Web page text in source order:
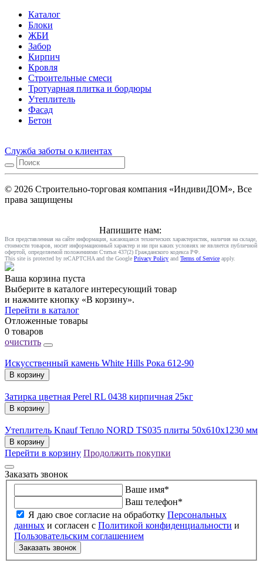
Каталог
Блоки
ЖБИ
Забор
Кирпич
Кровля
Строительные смеси
Тротуарная плитка и бордюры
Утеплитель
Фасад
Бетон
Служба заботы о клиентах
© 2026 Строительно-торговая компания «ИндивиДОМ», Все
права защищены
Напишите нам:
Вся представленная на сайте информация, касающаяся технических характеристик, наличия на складе,
стоимости товаров, носит информационный характер и ни при каких условиях не является публичной
офертой, определяемой положениями Статьи 437(2) Гражданского кодекса РФ.
This site is protected by reCAPTCHA and the Google Privacy Policy and Terms of Service apply.
Ваша корзина пуста
Выберите в каталоге интересующий товар
и нажмите кнопку «В корзину».
Перейти в каталог
Отложенные товары
0 товаров
очистить
Искусственный камень White Hills Рока 612-90
В корзину
Затирка цветная Perel RL 0438 кирпичная 25кг
В корзину
Утеплитель Knauf Тепло NORD TS035 плиты 50х610х1230 мм
В корзину
Перейти в корзину Продолжить покупки
Заказать звонок
Ваше имя*
Ваш телефон*
Я даю свое согласие на обработку Персональных
данных и согласен с Политикой конфиденциальности и
Пользовательским соглашением
Заказать звонок